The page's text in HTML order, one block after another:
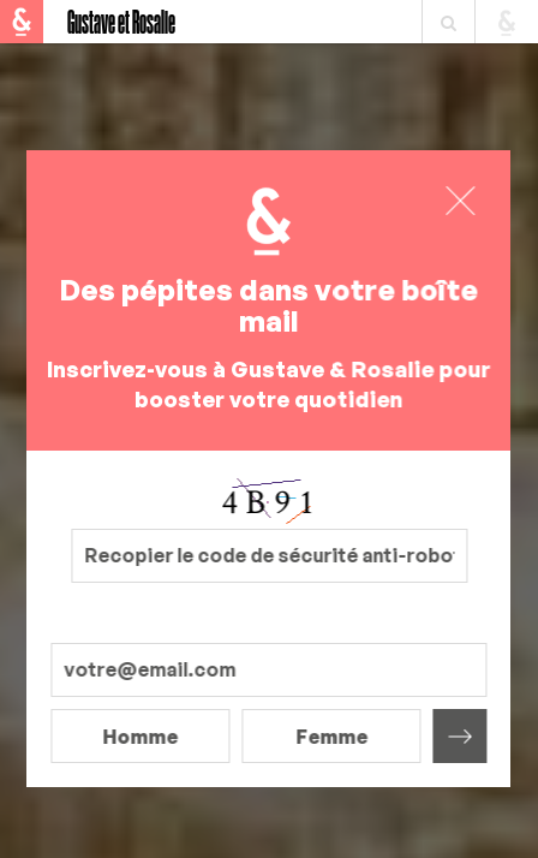
Gustave et Rosalie
Des pépites dans votre boîte
mail
Inscrivez-vous à Gustave & Rosalie pour
booster votre quotidien
Homme Femme